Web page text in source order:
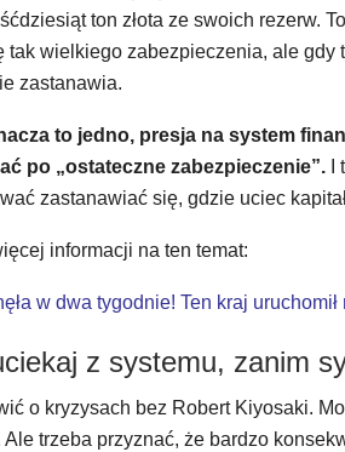
ton złota ze swoich rezerw.
tak wielkiego zabezpieczenia, ale gdy
zastanawia.
to jedno, presja na system
po „ostateczne zabezpieczenie”.
zastanawiać się, gdzie uciec
informacji na ten temat:
w dwa tygodnie! Ten kraj
z systemu, zanim
o kryzysach bez Robert Kiyosaki.
Ale trzeba przyznać, że bardzo